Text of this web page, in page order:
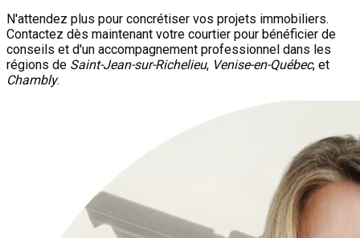
N'attendez plus pour concrétiser vos projets immobiliers.
Contactez dès maintenant votre courtier pour bénéficier de
conseils et d'un accompagnement professionnel dans les
régions de Saint-Jean-sur-Richelieu, Venise-en-Québec, et
Chambly.